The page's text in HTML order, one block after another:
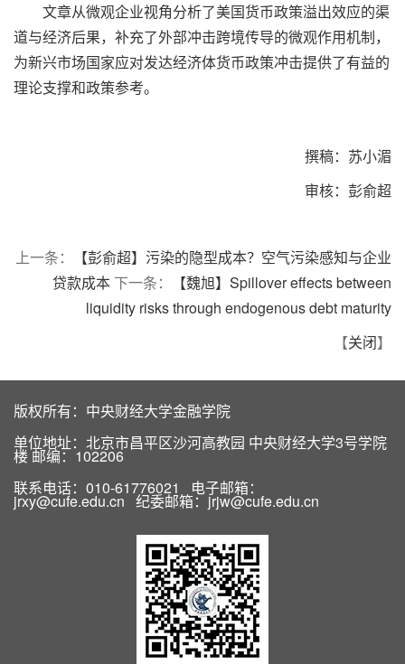
文章从微观企业视角分析了美国货币政策溢出效应的渠
道与经济后果，补充了外部冲击跨境传导的微观作用机制，
为新兴市场国家应对发达经济体货币政策冲击提供了有益的
理论支撑和政策参考。
撰稿：苏小湄
审核：彭俞超
上一条：
【彭俞超】污染的隐型成本？空气污染感知与企业
贷款成本 下一条：
【魏旭】Spillover effects between
liquidity risks through endogenous debt maturity
【关闭】
版权所有：中央财经大学金融学院
单位地址：北京市昌平区沙河高教园 中央财经大学3号学院
楼 邮编：102206
联系电话：010-61776021 电子邮箱：
jrxy@cufe.edu.cn 纪委邮箱：jrjw@cufe.edu.cn